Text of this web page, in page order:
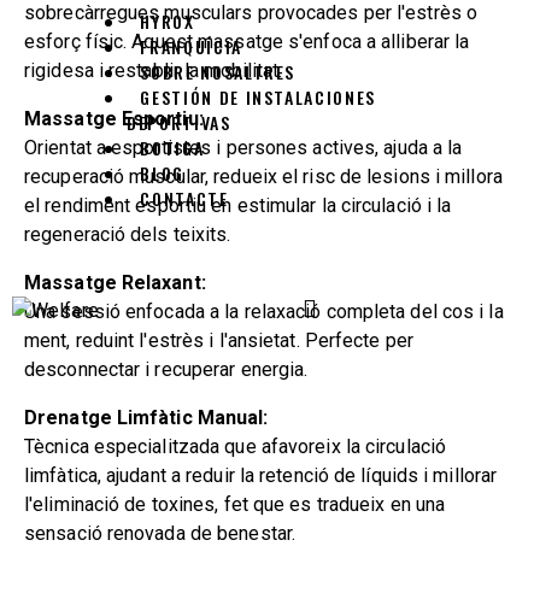
HYROX
FRANQUÍCIA
SOBRE NOSALTRES
GESTIÓN DE INSTALACIONES
DEPORTIVAS
BOTIGA
BLOG
CONTACTE
sobrecàrregues musculars provocades per l'estrès o
esforç físic. Aquest massatge s'enfoca a alliberar la
rigidesa i restablir la mobilitat.
Massatge Esportiu:
Orientat a esportistes i persones actives, ajuda a la
recuperació muscular, redueix el risc de lesions i millora
el rendiment esportiu en estimular la circulació i la
regeneració dels teixits.
Massatge Relaxant:
Una sessió enfocada a la relaxació completa del cos i la
ment, reduint l'estrès i l'ansietat. Perfecte per
desconnectar i recuperar energia.
Drenatge Limfàtic Manual:
Tècnica especialitzada que afavoreix la circulació
limfàtica, ajudant a reduir la retenció de líquids i millorar
l'eliminació de toxines, fet que es tradueix en una
sensació renovada de benestar.